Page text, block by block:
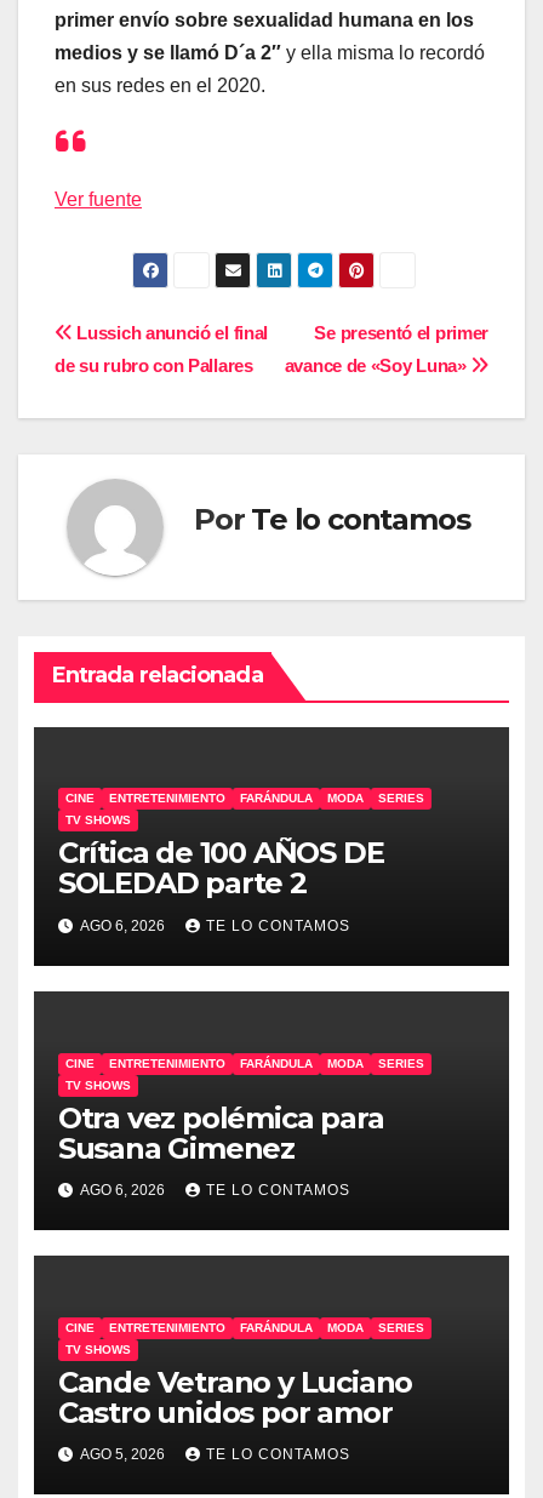
primer envío sobre sexualidad humana en los
medios y se llamó D´a 2″ y ella misma lo recordó
en sus redes en el 2020.
Ver fuente
Navegación
Se presentó el primer
avance de «Soy Luna»
Lussich anunció el final
de su rubro con Pallares
Por Te lo contamos
Entrada relacionada
CINE ENTRETENIMIENTO FARÁNDULA MODA
SERIES
TV SHOWS
Crítica de 100 AÑOS DE
SOLEDAD parte 2
AGO 6, 2026 TE LO CONTAMOS
CINE ENTRETENIMIENTO FARÁNDULA MODA
SERIES
TV SHOWS
Otra vez polémica para
Susana Gimenez
AGO 6, 2026 TE LO CONTAMOS
CINE ENTRETENIMIENTO FARÁNDULA MODA
SERIES
TV SHOWS
Cande Vetrano y Luciano
Castro unidos por amor
AGO 5, 2026 TE LO CONTAMOS